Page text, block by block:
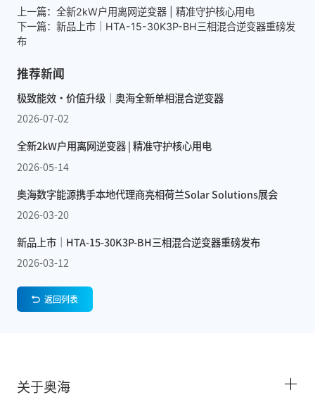
上一篇：全新2kW户用离网逆变器 | 精准守护核心用电
下一篇：新品上市｜HTA-15-30K3P-BH三相混合逆变器重磅发
布
推荐新闻
极致能效·价值升级｜奥海全新单相混合逆变器
2026-07-02
全新2kW户用离网逆变器 | 精准守护核心用电
2026-05-14
奥海数字能源携手本地代理商亮相荷兰Solar Solutions展会
2026-03-20
新品上市｜HTA-15-30K3P-BH三相混合逆变器重磅发布
2026-03-12
返回列表
关于奥海